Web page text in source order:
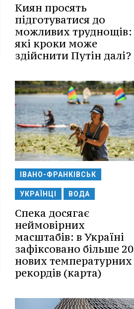
Киян просять
підготуватися до
можливих труднощів:
які кроки може
здійснити Путін далі?
ІВАНО-ФРАНКІВСЬК
УКРАЇНЦІ ВОДА
Спека досягає
неймовірних
масштабів: в Україні
зафіксовано більше 20
нових температурних
рекордів (карта)